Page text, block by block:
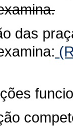
das